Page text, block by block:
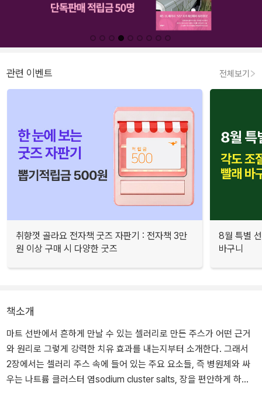
관련 이벤트 전체보기
취향껏 골라요 전자책 굿즈 자판기 : 전자책 3만
원 이상 구매 시 다양한 굿즈
8월 특별
바구니
책소개
마트 선반에서 흔하게 만날 수 있는 셀러리로 만든 주스가 어떤 근거
와 원리로 그렇게 강력한 치유 효과를 내는지부터 소개한다. 그래서
2장에서는 셀러리 주스 속에 들어 있는 주요 요소들, 즉 병원체와 싸
우는 나트륨 클러스터 염sodium cluster salts, 장을 편안하게 하는